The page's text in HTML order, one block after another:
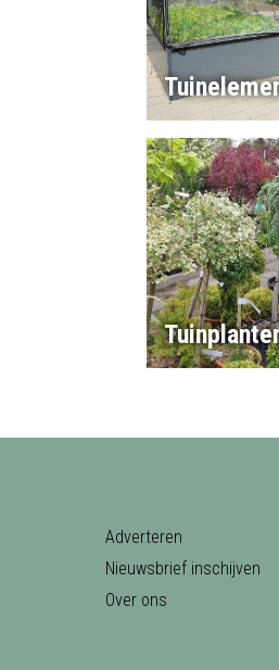
Adverteren
Nieuwsbrief inschijven
Over ons